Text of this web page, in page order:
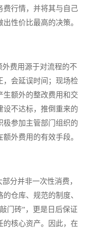
费行情，并将其与自己
性价比最高的决策。
费用源于对流程的不
，会延误时间；现场检
生额外的整改费用和交
设不达标，推倒重来的
极参加主管部门组织的
外费用的有效手段。
分并非一次性消费，
仓库、规范的制度、
门砖”，更是日后保证
的核心资产。因此，在